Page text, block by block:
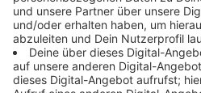
Nachhaltige Nutzung
im Fokus
Anzeige